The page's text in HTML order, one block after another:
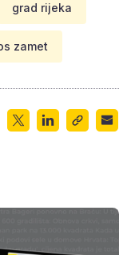
grad rijeka
zamet